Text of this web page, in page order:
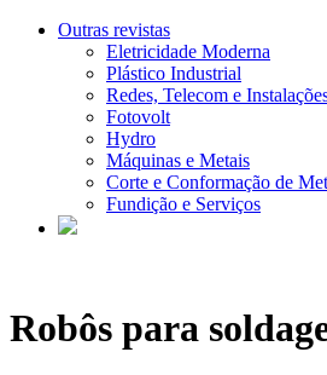
Outras revistas
Eletricidade Moderna
Plástico Industrial
Redes, Telecom e
Fotovolt
Hydro
Máquinas e Metais
Corte e Conformação de
Fundição e Serviços
Robôs para